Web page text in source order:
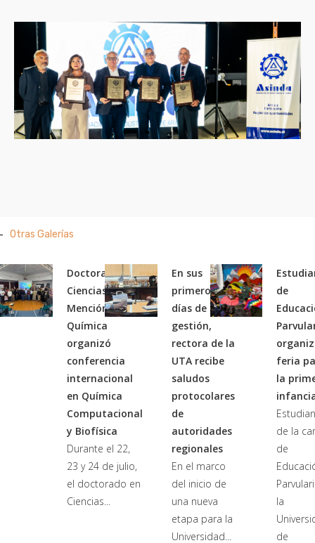
Otras Galerías
Doctorado en
Ciencias con
Mención en
Química
organizó
conferencia
internacional
en Química
Computacional
y Biofísica
Durante el 22,
23 y 24 de julio,
el doctorado en
Ciencias...
En sus
primeros
días de
gestión,
rectora de la
UTA recibe
saludos
protocolares
de
autoridades
regionales
En el marco
del inicio de
una nueva
etapa para la
Universidad...
de
feria
la
de la
de
la
de